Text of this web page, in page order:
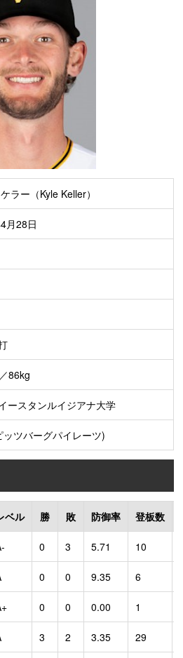
ラー（Kyle Keller）
月28日
86kg
ースタンルイジアナ大学
ッツバーグパイレーツ)
ベル 勝 敗 防御率 登板数
0 3 5.71 10
0 0 9.35 6
0 0 0.00 1
3 2 3.35 29